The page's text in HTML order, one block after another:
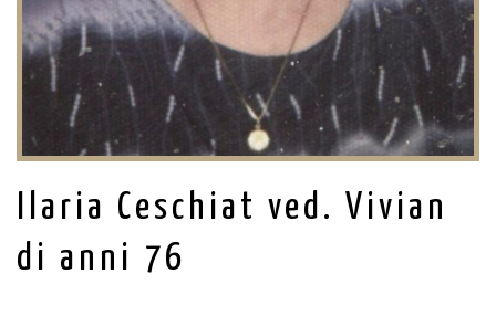
Ilaria Ceschiat ved. Vivian
di anni 76